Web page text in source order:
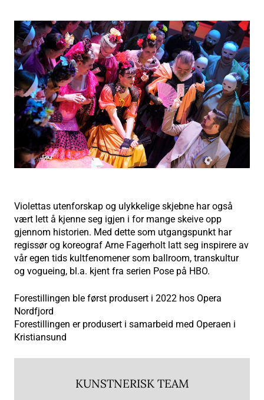
Violettas utenforskap og ulykkelige skjebne har også
vært lett å kjenne seg igjen i for mange skeive opp
gjennom historien. Med dette som utgangspunkt har
regissør og koreograf Arne Fagerholt latt seg inspirere av
vår egen tids kultfenomener som ballroom, transkultur
og vogueing, bl.a. kjent fra serien Pose på HBO.
Forestillingen ble først produsert i 2022 hos Opera
Nordfjord
Forestillingen er produsert i samarbeid med Operaen i
Kristiansund
KUNSTNERISK TEAM